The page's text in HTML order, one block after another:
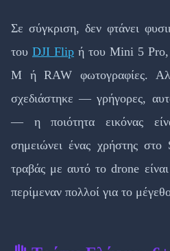
Σε σύγκριση, δεν φτάνει
του DJI Flip ή του Mini 5 Pro,
M ή RAW φωτογραφίες.
σχεδιάστηκε — γρήγορες,
— η ποιότητα εικόνας
σημειώνει ένας χρήστης
τραβάς με αυτό το drone
περίμεναν πολλοί για το